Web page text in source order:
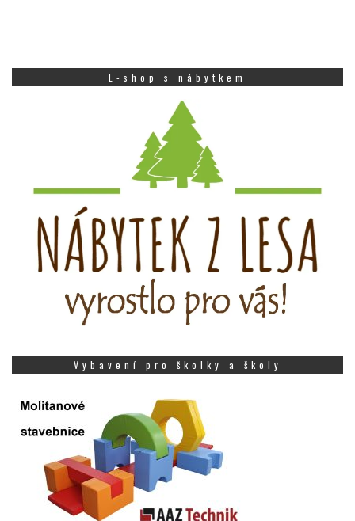
E-shop s nábytkem
Vybavení pro školky a školy